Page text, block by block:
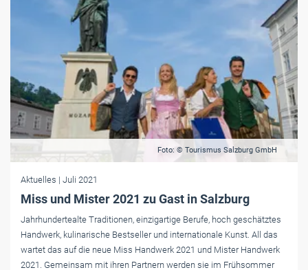
Foto: © Tourismus Salzburg GmbH
Aktuelles | Juli 2021
Miss und Mister 2021 zu Gast in Salzburg
Jahrhundertealte Traditionen, einzigartige Berufe, hoch geschätztes
Handwerk, kulinarische Bestseller und internationale Kunst. All das
wartet das auf die neue Miss Handwerk 2021 und Mister Handwerk
2021. Gemeinsam mit ihren Partnern werden sie im Frühsommer